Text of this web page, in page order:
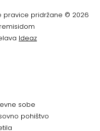
pravice pridržane © 2026
Ideaz
sobe
pohištvo